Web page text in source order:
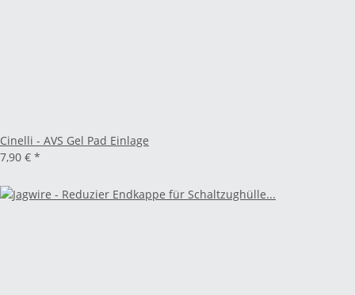
Cinelli - AVS Gel Pad Einlage
7,90 € *